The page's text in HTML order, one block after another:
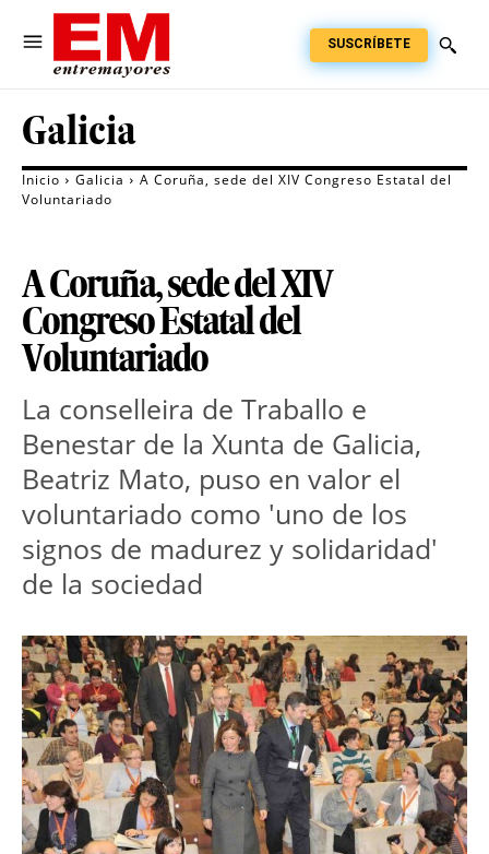
SUSCRÍBETE
Galicia
Inicio Galicia
A Coruña, sede del XIV Congreso Estatal del
Voluntariado
A Coruña, sede del XIV
Congreso Estatal del
Voluntariado
La conselleira de Traballo e
Benestar de la Xunta de Galicia,
Beatriz Mato, puso en valor el
voluntariado como 'uno de los
signos de madurez y solidaridad'
de la sociedad